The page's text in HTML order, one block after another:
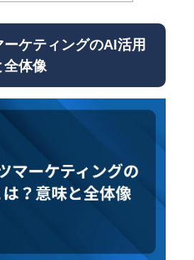
ーケティングのAI活用
全体像